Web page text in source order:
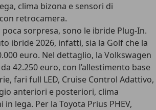
clima bizona e sensori di
retrocamera.
poca sorpresa, sono le ibride Plug-In.
ibride 2026, infatti, sia la Golf che la
euro. Nel dettaglio, la Volkswagen
42.250 euro, con l’allestimento base
fari full LED, Cruise Control Adattivo,
anteriori e posteriori, clima
in lega. Per la Toyota Prius PHEV,